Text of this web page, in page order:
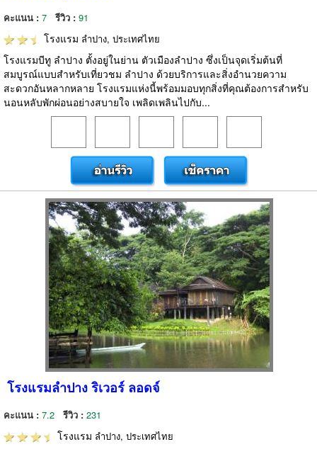
คะแนน : 7 รีวิว : 91
โรงแรม ลำปาง, ประเทศไทย
โรงแรมบีทู ลำปาง ตั้งอยู่ในย่าน ตัวเมืองลำปาง ซึ่งเป็นจุดเริ่มต้นที่
สมบูรณ์แบบสำหรับเที่ยวชม ลำปาง ด้วยบริการและสิ่งอำนวยความ
สะดวกอันหลากหลาย โรงแรมแห่งนี้พร้อมมอบทุกสิ่งที่คุณต้องการสำหรับ
นอนหลับพักผ่อนอย่างสบายใจ เพลิดเพลินไปกับ...
โรงแรมลำปาง ริเวอร์ ลอดจ์
คะแนน : 7.2 รีวิว : 231
โรงแรม ลำปาง, ประเทศไทย